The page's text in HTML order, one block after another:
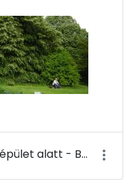
Ormos-kert részlet az A-épület alatt - Budai Arborétum